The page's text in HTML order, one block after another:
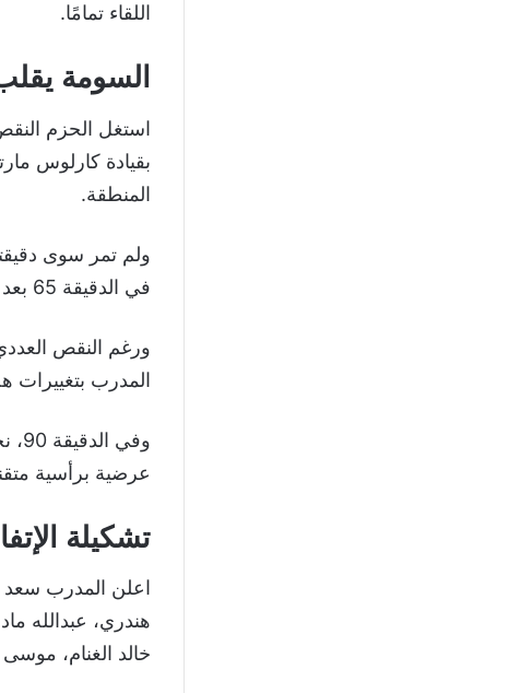
اللقاء تمامًا.
السومة
استغل الحزم
المنطقة.
ولم تمر سوى
في الدقيقة 65 بعد متابعة مميزة لكرة عرضية، ليقلب الطاولة على أصحاب الأرض.
ورغم النقص
المدرب بتغييرات
عرضية برأسية
تشكيلة
اعلن المدرب سعد
هندري، عبدالله
خالد الغنام، موسى